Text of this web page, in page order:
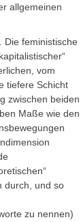
allgemeinen
Die feministische
vom
tiefere Schicht
zwischen beiden
Maße wie den
durch, und so
zu nennen)